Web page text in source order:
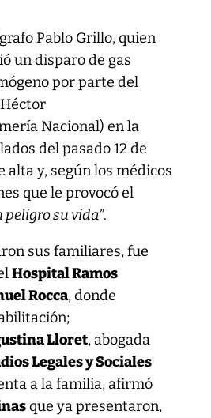
Pablo Grillo, quien
un disparo de gas
por parte del
Nacional) en la
del pasado 12 de
alta y, según los médicos
que le provocó el
peligro su vida”.
sus familiares, fue
Hospital Ramos
Rocca, donde
Lloret, abogada
Legales y Sociales
a la familia, afirmó
que ya presentaron,